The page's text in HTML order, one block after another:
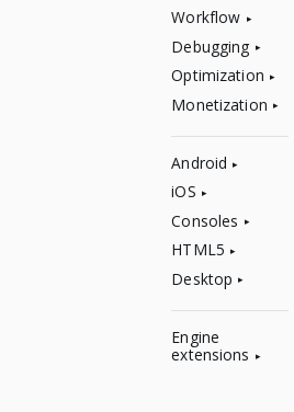
Workflow
Debugging
Optimization
Monetization
Android
iOS
Consoles
HTML5
Desktop
Engine
extensions